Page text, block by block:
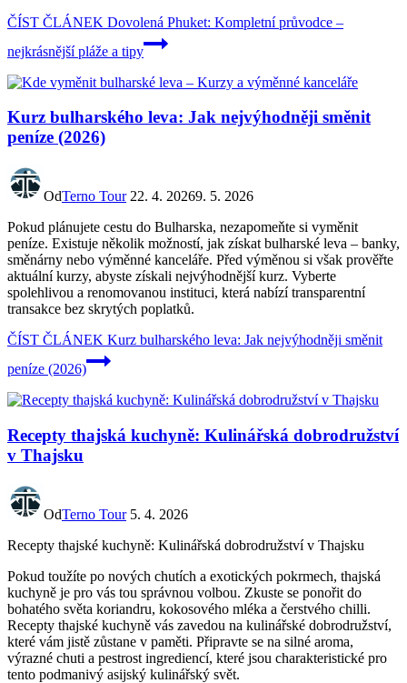
ČÍST ČLÁNEK Dovolená Phuket: Kompletní průvodce –
nejkrásnější pláže a tipy
Kurz bulharského leva: Jak nejvýhodněji směnit
peníze (2026)
OdTerno Tour 22. 4. 20269. 5. 2026
Pokud plánujete cestu do Bulharska, nezapomeňte si vyměnit
peníze. Existuje několik možností, jak získat bulharské leva – banky,
směnárny nebo výměnné kanceláře. Před výměnou si však prověřte
aktuální kurzy, abyste získali nejvýhodnější kurz. Vyberte
spolehlivou a renomovanou instituci, která nabízí transparentní
transakce bez skrytých poplatků.
ČÍST ČLÁNEK Kurz bulharského leva: Jak nejvýhodněji směnit
peníze (2026)
Recepty thajská kuchyně: Kulinářská dobrodružství
v Thajsku
OdTerno Tour 5. 4. 2026
Recepty thajské kuchyně: Kulinářská dobrodružství v Thajsku
Pokud toužíte po nových chutích a exotických pokrmech, thajská
kuchyně je pro vás tou správnou volbou. Zkuste se ponořit do
bohatého světa koriandru, kokosového mléka a čerstvého chilli.
Recepty thajské kuchyně vás zavedou na kulinářské dobrodružství,
které vám jistě zůstane v paměti. Připravte se na silné aroma,
výrazné chuti a pestrost ingrediencí, které jsou charakteristické pro
tento podmanivý asijský kulinářský svět.